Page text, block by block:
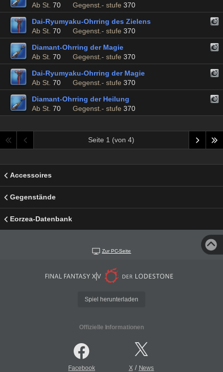
Ab St. 70 Gegenst.- stufe 370
Dai-Ryumyaku-Ohrring des Zielens
Ab St. 70 Gegenst.- stufe 370
Diamant-Ohrring der Magie
Ab St. 70 Gegenst.- stufe 370
Dai-Ryumyaku-Ohrring der Magie
Ab St. 70 Gegenst.- stufe 370
Diamant-Ohrring der Heilung
Ab St. 70 Gegenst.- stufe 370
Seite 1 (von 4)
Accessoires
Gegenstände
Eorzea-Datenbank
Zur PC-Seite
Spiel herunterladen
Offizielle Informationen
Facebook X/ News